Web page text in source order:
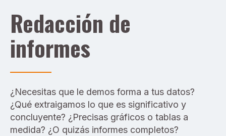
Redacción de
informes
¿Necesitas que le demos forma a tus datos?
¿Qué extraigamos lo que es significativo y
concluyente? ¿Precisas gráficos o tablas a
medida? ¿O quizás informes completos?